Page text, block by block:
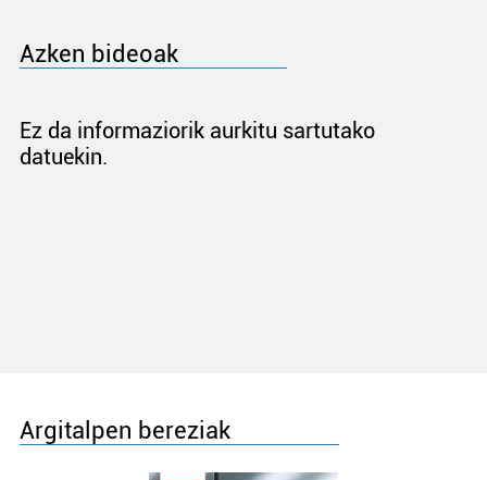
Azken bideoak
Ez da informaziorik aurkitu sartutako
datuekin.
Argitalpen bereziak